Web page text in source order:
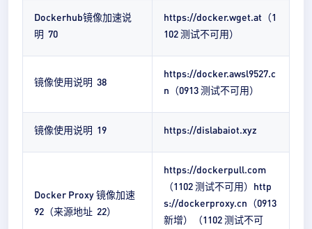
Dockerhub镜像加速说
明 70
https://docker.wget.at（1
102 测试不可用）
镜像使用说明 38
https://docker.awsl9527.c
n（0913 测试不可用）
镜像使用说明 19 https://dislabaiot.xyz
Docker Proxy 镜像加速
92（来源地址 22）
https://dockerpull.com
（1102 测试不可用）http
s://dockerproxy.cn（0913
新增）（1102 测试不可